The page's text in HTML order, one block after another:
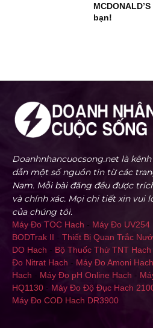
bạn!
Doanhnhancuocsong.net là
dẫn một số nguồn tin từ các
Nam. Mỗi bài đăng đều được
và chính xác. Mọi chi tiết xin vui
của chúng tôi.
Máy Đo TOC Hach - Máy Đo UV254
BODTrak II - Thiết Bị Quan Trắc
DO Hach - Bộ Thuốc Thử TNT Hach
Đo Nitrat Hach - Máy Đo Amoni Hach
Hach - Máy Đo pH Online Hach -
HQ1130 - Máy Đo Độ Đục Hach
Máy Đo COD Hach DR3900